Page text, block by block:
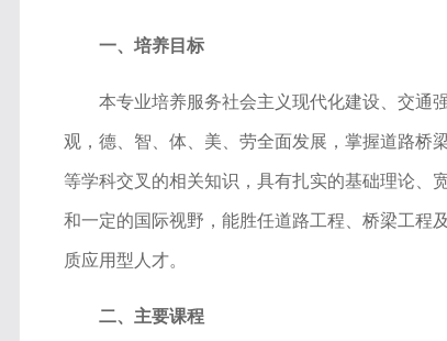
一、培养目标
本专业培养服务社会主义现代化建设、交通
观，德、智、体、美、劳全面发展，掌握道路桥
等学科交叉的相关知识，具有扎实的基础理论、
和一定的国际视野，能胜任道路工程、桥梁工程
质应用型人才。
二、主要课程